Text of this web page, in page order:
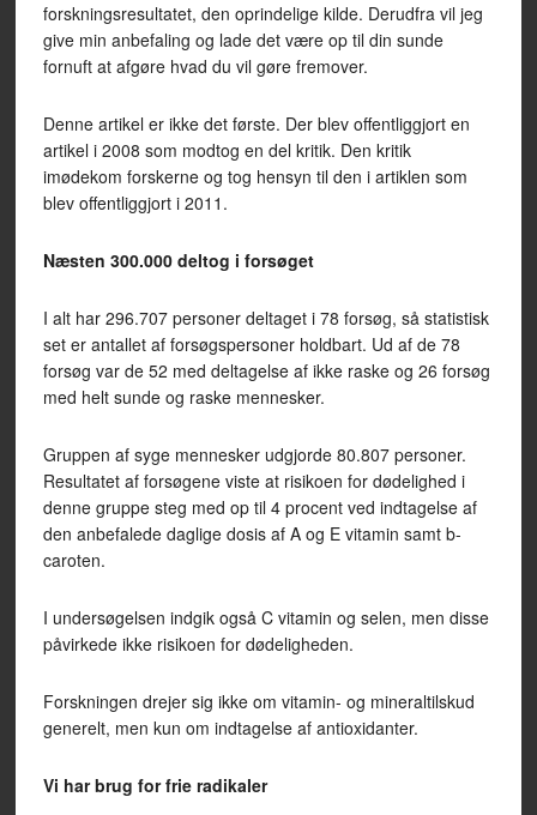
forskningsresultatet, den oprindelige kilde. Derudfra vil jeg
give min anbefaling og lade det være op til din sunde
fornuft at afgøre hvad du vil gøre fremover.
Denne artikel er ikke det første. Der blev offentliggjort en
artikel i 2008 som modtog en del kritik. Den kritik
imødekom forskerne og tog hensyn til den i artiklen som
blev offentliggjort i 2011.
Næsten 300.000 deltog i forsøget
I alt har 296.707 personer deltaget i 78 forsøg, så statistisk
set er antallet af forsøgspersoner holdbart. Ud af de 78
forsøg var de 52 med deltagelse af ikke raske og 26 forsøg
med helt sunde og raske mennesker.
Gruppen af syge mennesker udgjorde 80.807 personer.
Resultatet af forsøgene viste at risikoen for dødelighed i
denne gruppe steg med op til 4 procent ved indtagelse af
den anbefalede daglige dosis af A og E vitamin samt b-
caroten.
I undersøgelsen indgik også C vitamin og selen, men disse
påvirkede ikke risikoen for dødeligheden.
Forskningen drejer sig ikke om vitamin- og mineraltilskud
generelt, men kun om indtagelse af antioxidanter.
Vi har brug for frie radikaler